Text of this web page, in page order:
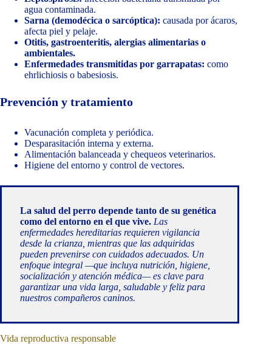
agua contaminada.
Sarna (demodécica o sarcóptica): causada por ácaros,
afecta piel y pelaje.
Otitis, gastroenteritis, alergias alimentarias o
ambientales.
Enfermedades transmitidas por garrapatas: como
ehrlichiosis o babesiosis.
Prevención y tratamiento
Vacunación completa y periódica.
Desparasitación interna y externa.
Alimentación balanceada y chequeos veterinarios.
Higiene del entorno y control de vectores.
La salud del perro depende tanto de su genética
como del entorno en el que vive. Las
enfermedades hereditarias requieren vigilancia
desde la crianza, mientras que las adquiridas
pueden prevenirse con cuidados adecuados. Un
enfoque integral —que incluya nutrición, higiene,
socialización y atención médica— es clave para
garantizar una vida larga, saludable y feliz para
nuestros compañeros caninos.
Vida reproductiva responsable